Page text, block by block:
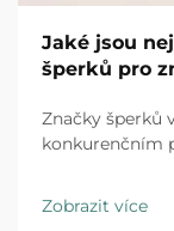
Jaké jsou
šperků pro
Značky šperků
konkurenčním
rozbalení se
na strategický
Zobrazit více